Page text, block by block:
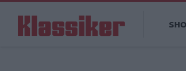
huvudinnehåll